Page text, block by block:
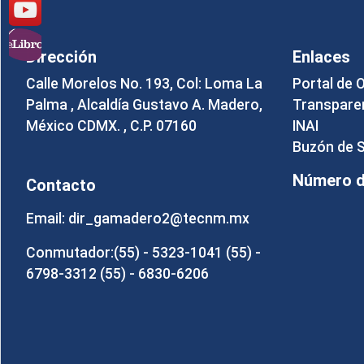
Dirección
Calle Morelos No. 193, Col: Loma La
Palma , Alcaldía Gustavo A. Madero,
México CDMX. , C.P. 07160
Contacto
Email: dir_gamadero2@tecnm.mx
Conmutador:(55) - 5323-1041 (55) -
6798-3312 (55) - 6830-6206
Enlaces
Portal de
INAI
Buzón de
Número